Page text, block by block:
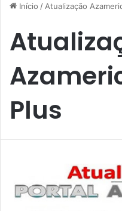
Início / Atualização
Plus